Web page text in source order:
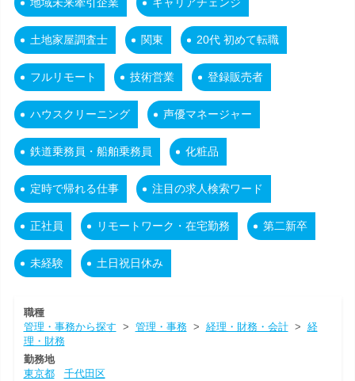
土地家屋調査士 関東 20代 初めて転職
フルリモート 技術営業 登録販売者
ハウスクリーニング 声優マネージャー
鉄道乗務員・船舶乗務員 化粧品
定時で帰れる仕事 注目の求人検索ワード
正社員 リモートワーク・在宅勤務 第二新卒
未経験 土日祝日休み
職種
管理・事務から探す > 管理・事務> 経理・財務・会計> 経
理・財務
勤務地
東京都
千代田区